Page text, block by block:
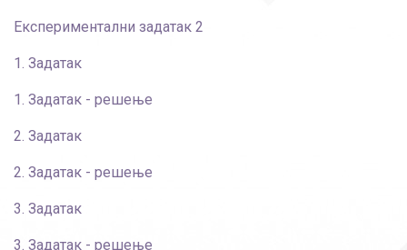
Експериментални задатак 2
1. Задатак
1. Задатак - решење
2. Задатак
2. Задатак - решење
3. Задатак
3. Задатак - решење